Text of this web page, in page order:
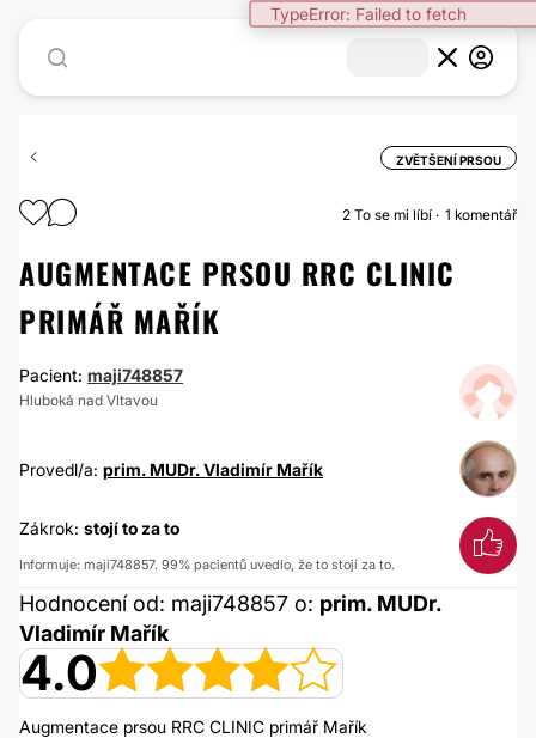
TypeError: Failed to fetch
ZVĚTŠENÍ PRSOU
2 To se mi líbí 1 komentář
AUGMENTACE PRSOU RRC CLINIC
PRIMÁŘ MAŘÍK
Pacient: maji748857
Hluboká nad Vltavou
Provedl/a: prim. MUDr. Vladimír Mařík
Zákrok: stojí to za to
Informuje: maji748857. 99% pacientů uvedlo, že to stojí za to.
Hodnocení od: maji748857 o: prim. MUDr.
Vladimír Mařík
4.0
Augmentace prsou RRC CLINIC primář Mařík